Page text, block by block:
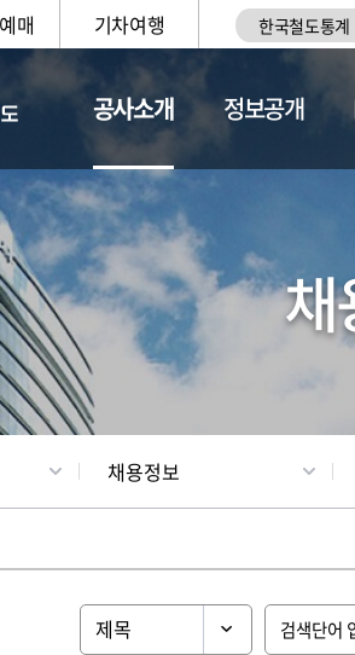
매 기차여행 한국철도통계
공사소개
일반현황
정보공개
채
채용정보